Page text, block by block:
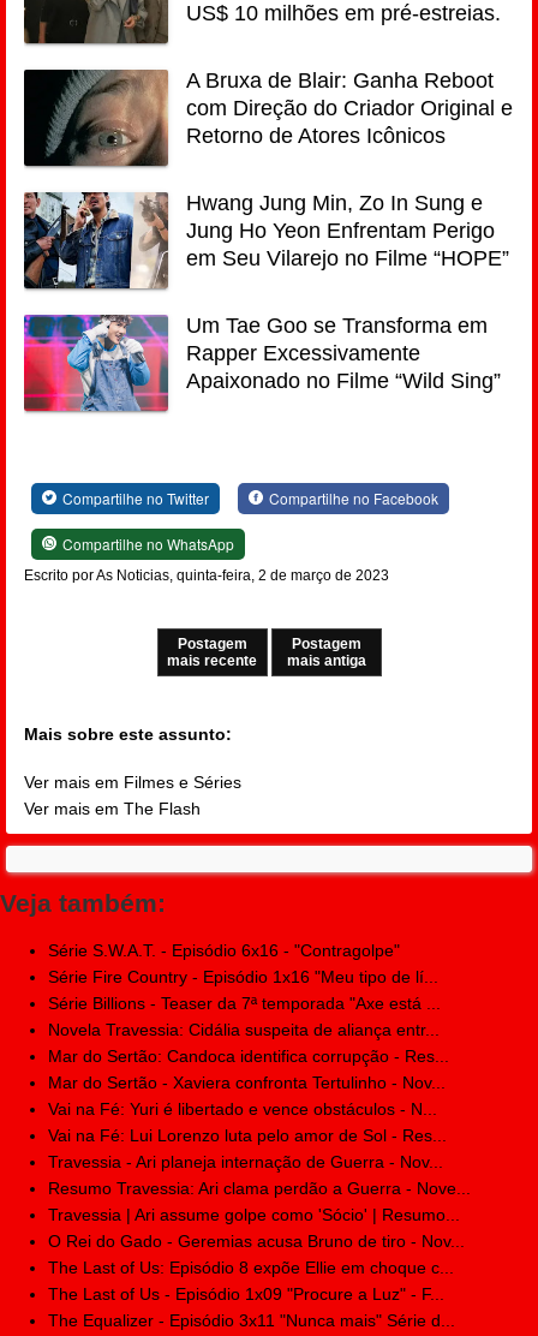
US$ 10 milhões em pré-estreias.
A Bruxa de Blair: Ganha Reboot
com Direção do Criador Original e
Retorno de Atores Icônicos
Hwang Jung Min, Zo In Sung e
Jung Ho Yeon Enfrentam Perigo
em Seu Vilarejo no Filme “HOPE”
Um Tae Goo se Transforma em
Rapper Excessivamente
Apaixonado no Filme “Wild Sing”
Compartilhe no Twitter Compartilhe no Facebook
Compartilhe no WhatsApp
Escrito por As Noticias, quinta-feira, 2 de março de 2023
Postagem
mais recente
Postagem
mais antiga
Mais sobre este assunto:
Ver mais em Filmes e Séries
Ver mais em The Flash
Veja também:
Série S.W.A.T. - Episódio 6x16 - "Contragolpe"
Série Fire Country - Episódio 1x16 "Meu tipo de lí...
Série Billions - Teaser da 7ª temporada "Axe está ...
Novela Travessia: Cidália suspeita de aliança entr...
Mar do Sertão: Candoca identifica corrupção - Res...
Mar do Sertão - Xaviera confronta Tertulinho - Nov...
Vai na Fé: Yuri é libertado e vence obstáculos - N...
Vai na Fé: Lui Lorenzo luta pelo amor de Sol - Res...
Travessia - Ari planeja internação de Guerra - Nov...
Resumo Travessia: Ari clama perdão a Guerra - Nove...
Travessia | Ari assume golpe como 'Sócio' | Resumo...
O Rei do Gado - Geremias acusa Bruno de tiro - Nov...
The Last of Us: Episódio 8 expõe Ellie em choque c...
The Last of Us - Episódio 1x09 "Procure a Luz" - F...
The Equalizer - Episódio 3x11 "Nunca mais" Série d...